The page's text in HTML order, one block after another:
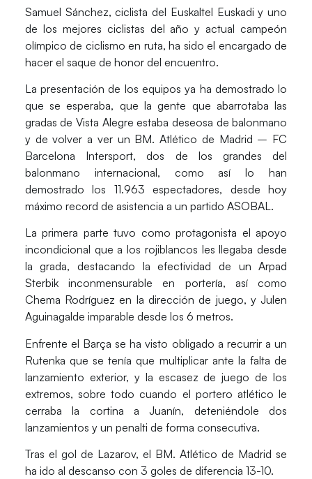
Samuel Sánchez, ciclista del Euskaltel Euskadi y uno
de los mejores ciclistas del año y actual campeón
olímpico de ciclismo en ruta, ha sido el encargado de
hacer el saque de honor del encuentro.
La presentación de los equipos ya ha demostrado lo
que se esperaba, que la gente que abarrotaba las
gradas de Vista Alegre estaba deseosa de balonmano
y de volver a ver un BM. Atlético de Madrid – FC
Barcelona Intersport, dos de los grandes del
balonmano internacional, como así lo han
demostrado los 11.963 espectadores, desde hoy
máximo record de asistencia a un partido ASOBAL.
La primera parte tuvo como protagonista el apoyo
incondicional que a los rojiblancos les llegaba desde
la grada, destacando la efectividad de un Arpad
Sterbik inconmensurable en portería, así como
Chema Rodríguez en la dirección de juego, y Julen
Aguinagalde imparable desde los 6 metros.
Enfrente el Barça se ha visto obligado a recurrir a un
Rutenka que se tenía que multiplicar ante la falta de
lanzamiento exterior, y la escasez de juego de los
extremos, sobre todo cuando el portero atlético le
cerraba la cortina a Juanín, deteniéndole dos
lanzamientos y un penalti de forma consecutiva.
Tras el gol de Lazarov, el BM. Atlético de Madrid se
ha ido al descanso con 3 goles de diferencia 13-10.